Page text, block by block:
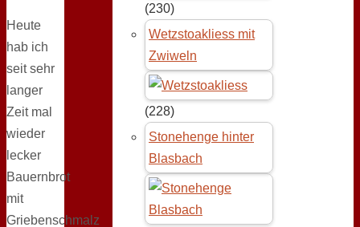
Heute
hab ich
seit sehr
langer
Zeit mal
wieder
lecker
Bauernbrot
mit
Griebenschmalz
(230)
Wetzstoakliess mit
Zwiweln
(228)
Stonehenge hinter
Blasbach